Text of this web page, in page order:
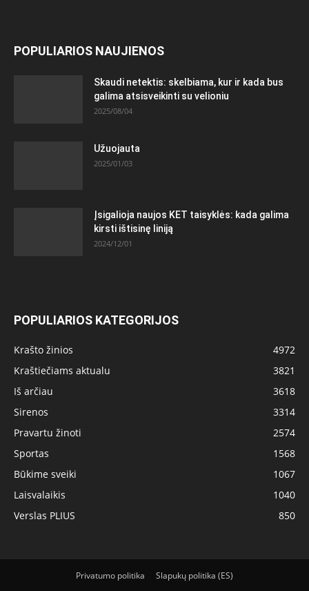
POPULIARIOS NAUJIENOS
Skaudi netektis: skelbiama, kur ir kada bus
galima atsisveikinti su velioniu
2025/08/04
Užuojauta
2025/01/03
Įsigalioja naujos KET taisyklės: kada galima
kirsti ištisinę liniją
2024/12/01
POPULIARIOS KATEGORIJOS
Krašto žinios
4972
Kraštiečiams aktualu
3821
Iš arčiau
3618
Sirenos
3314
Pravartu žinoti
2574
Sportas
1568
Būkime sveiki
1067
Laisvalaikis
1040
Verslas PLIUS
850
Privatumo politika Slapukų politika (ES)